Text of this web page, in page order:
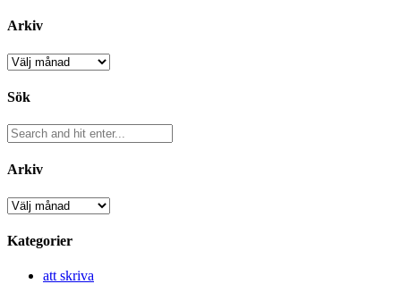
Arkiv
Arkiv
Sök
Arkiv
Arkiv
Kategorier
att skriva